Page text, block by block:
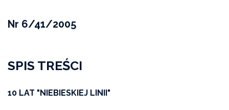
Nr 6/41/2005
SPIS TREŚCI
10 LAT "NIEBIESKIEJ LINII"